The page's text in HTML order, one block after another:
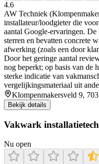
4.6
AW Techniek
installateur/loodgieter die
aantal Google-ervaringen.
sterren en bevatten concrete
afwerking (zoals een door
Door het geringe aantal
nog beperkt; op basis van de
sterke indicatie van
vergelijkingsmateriaal uit
Klompenmakersveld 9,
Bekijk details
Vakwark
Nu open